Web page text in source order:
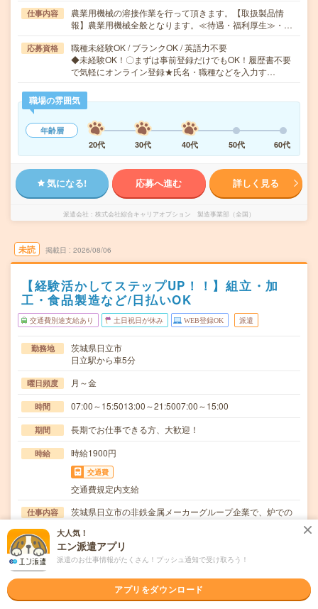
仕事内容
農業用機械の溶接作業を行って頂きます。【取扱製品情
報】農業用機械全般となります。≪待遇・福利厚生≫・…
応募資格
職種未経験OK / ブランクOK / 英語力不要
◆未経験OK！〇まずは事前登録だけでもOK！履歴書不要
で気軽にオンライン登録★氏名・職種などを入力す…
職場の雰囲気
年齢層
20代
30代 40代 50代 60代
気になる! 応募へ進む 詳しく見る
派遣会社 株式会社綜合キャリアオプション 製造事業部（全国）
未読 掲載日 2026/08/06
【経験活かしてステップUP！！】組立・加
工・食品製造など/日払いOK
交通費別途支給あり 土日祝日が休み WEB登録OK 派遣
勤務地
茨城県日立市
日立駅から車5分
曜日頻度 月～金
時間 07:00～15:5013:00～21:5007:00～15:00
期間 長期でお仕事できる方、大歓迎！
時給 時給1900円
交通費
交通費規定内支給
仕事内容
茨城県日立市の非鉄金属メーカーグループ企業で、炉での
応募資格
ブランクOK / 英語力不要
◆経験者歓迎！◆ExcelやWordの操作できる方歓迎！〇ま
職場の雰囲気
大人気！
エン派遣アプリ
派遣のお仕事情報がたくさん！プッシュ通知で受け取ろう！
アプリをダウンロード